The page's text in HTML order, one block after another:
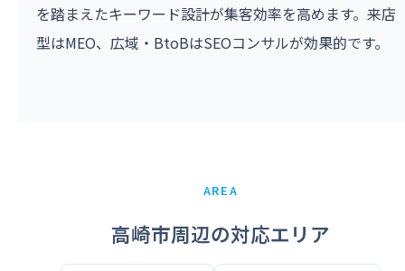
を踏まえたキーワード設計が集客効率を高めます。来店
型はMEO、広域・BtoBはSEOコンサルが効果的です。
AREA
高崎市周辺の対応エリア